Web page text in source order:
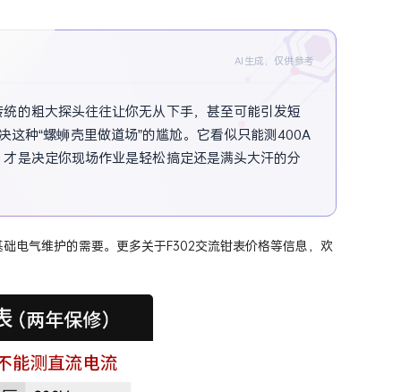
AI生成，仅供参考
的粗大探头往往让你无从下手，甚至可能引发短
种“螺蛳壳里做道场”的尴尬。它看似只能测400A
是决定你现场作业是轻松搞定还是满头大汗的分
电气维护的需要。更多关于F302交流钳表价格等信息，欢